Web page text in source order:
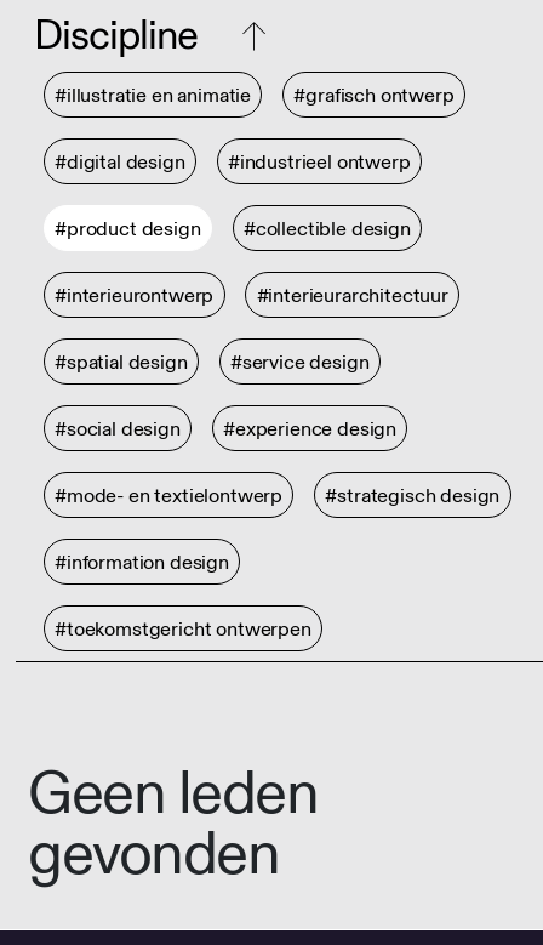
Discipline
#illustratie en animatie #grafisch ontwerp
#digital design #industrieel ontwerp
#product design #collectible design
#interieurontwerp #interieurarchitectuur
#spatial design #service design
#social design #experience design
#mode- en textielontwerp #strategisch design
#information design
#toekomstgericht ontwerpen
Geen leden
gevonden